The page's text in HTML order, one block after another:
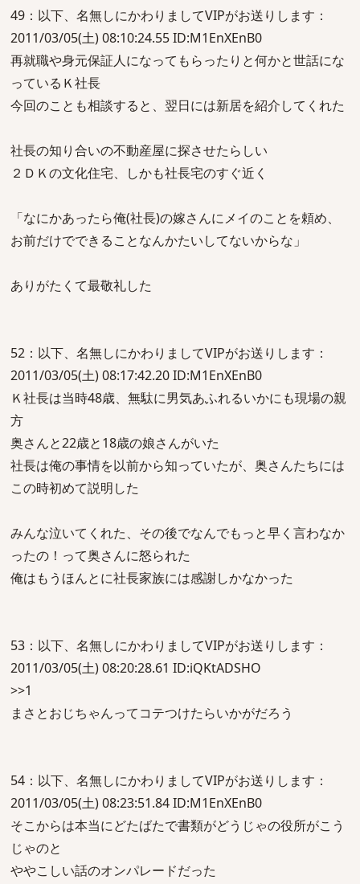
49：以下、名無しにかわりましてVIPがお送りします：
2011/03/05(土) 08:10:24.55 ID:M1EnXEnB0
再就職や身元保証人になってもらったりと何かと世話にな
っているＫ社長
今回のことも相談すると、翌日には新居を紹介してくれた
社長の知り合いの不動産屋に探させたらしい
２ＤＫの文化住宅、しかも社長宅のすぐ近く
「なにかあったら俺(社長)の嫁さんにメイのことを頼め、
お前だけでできることなんかたいしてないからな」
ありがたくて最敬礼した
52：以下、名無しにかわりましてVIPがお送りします：
2011/03/05(土) 08:17:42.20 ID:M1EnXEnB0
Ｋ社長は当時48歳、無駄に男気あふれるいかにも現場の親
方
奥さんと22歳と18歳の娘さんがいた
社長は俺の事情を以前から知っていたが、奥さんたちには
この時初めて説明した
みんな泣いてくれた、その後でなんでもっと早く言わなか
ったの！って奥さんに怒られた
俺はもうほんとに社長家族には感謝しかなかった
53：以下、名無しにかわりましてVIPがお送りします：
2011/03/05(土) 08:20:28.61 ID:iQKtADSHO
>>1
まさとおじちゃんってコテつけたらいかがだろう
54：以下、名無しにかわりましてVIPがお送りします：
2011/03/05(土) 08:23:51.84 ID:M1EnXEnB0
そこからは本当にどたばたで書類がどうじゃの役所がこう
じゃのと
ややこしい話のオンパレードだった